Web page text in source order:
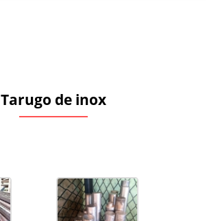
Tarugo de inox